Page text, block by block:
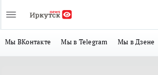
Мы ВКонтакте Мы в Telegram Мы в Дзене